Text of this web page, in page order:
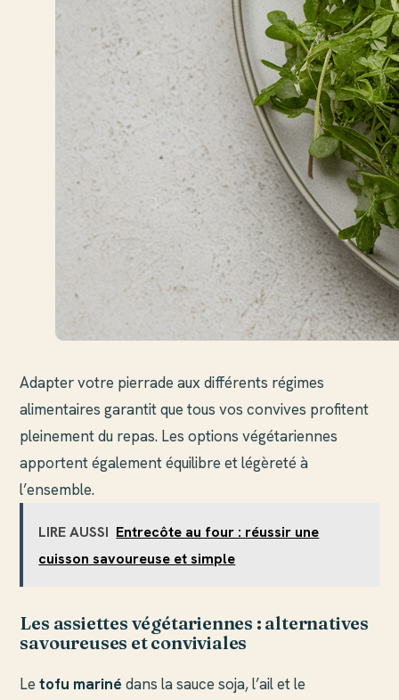
Adapter votre pierrade aux différents régimes
alimentaires garantit que tous vos convives profitent
pleinement du repas. Les options végétariennes
apportent également équilibre et légèreté à
l’ensemble.
LIRE AUSSI Entrecôte au four : réussir une
cuisson savoureuse et simple
Les assiettes végétariennes : alternatives
savoureuses et conviviales
Letofu mariné dans la sauce soja, l’ail et le